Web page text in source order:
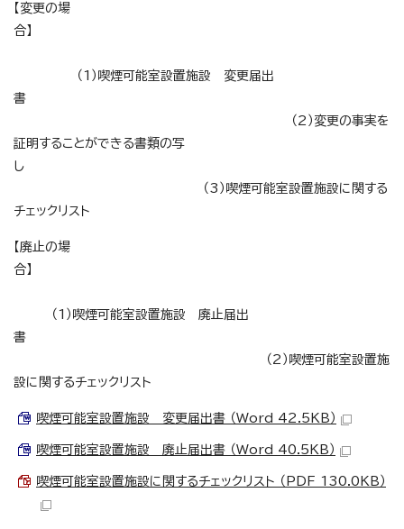
【変更の場
合】
（1）喫煙可能室設置施設 変更届出
書
（2）変更の事実を
証明することができる書類の写
し
（3）喫煙可能室設置施設に関する
チェックリスト
【廃止の場
合】
（1）喫煙可能室設置施設 廃止届出
書
（2）喫煙可能室設置施
設に関するチェックリスト
喫煙可能室設置施設 変更届出書 （Word 42.5KB）
喫煙可能室設置施設 廃止届出書 （Word 40.5KB）
喫煙可能室設置施設に関するチェックリスト （PDF 130.0KB）